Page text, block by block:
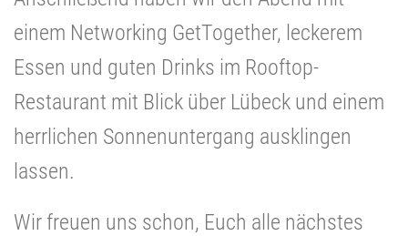
einem Networking GetTogether, leckerem
Essen und guten Drinks im Rooftop-
Restaurant mit Blick über Lübeck und einem
herrlichen Sonnenuntergang ausklingen
lassen.
Wir freuen uns schon, Euch alle nächstes